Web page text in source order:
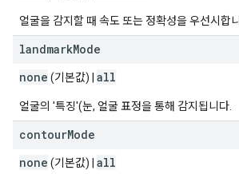
얼굴을 감지할 때 속도 또는 정확성을 우선시합
landmarkMode
none (기본값) | all
얼굴의 '특징'(눈, 얼굴 표정을 통해 감지됩니다.
contourMode
none (기본값) | all